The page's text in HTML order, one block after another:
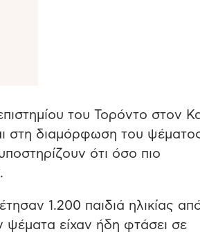
του Τορόντο στον
στη διαμόρφωση του
ότι όσο πιο
1.200 παιδιά ηλικίας
είχαν ήδη φτάσει σε